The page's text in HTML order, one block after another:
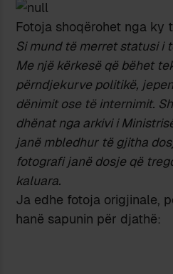
Fotoja shoqërohet nga ky
Si mund të merret statusi i
Me një kërkesë që bëhet
përndjekurve politikë,
dënimit ose të internimit.
dhënat nga arkivi i
janë mbledhur të gjitha
fotografi janë dosje që
kaluara.
Ja edhe fotoja origjinale,
hanë sapunin për djathë: